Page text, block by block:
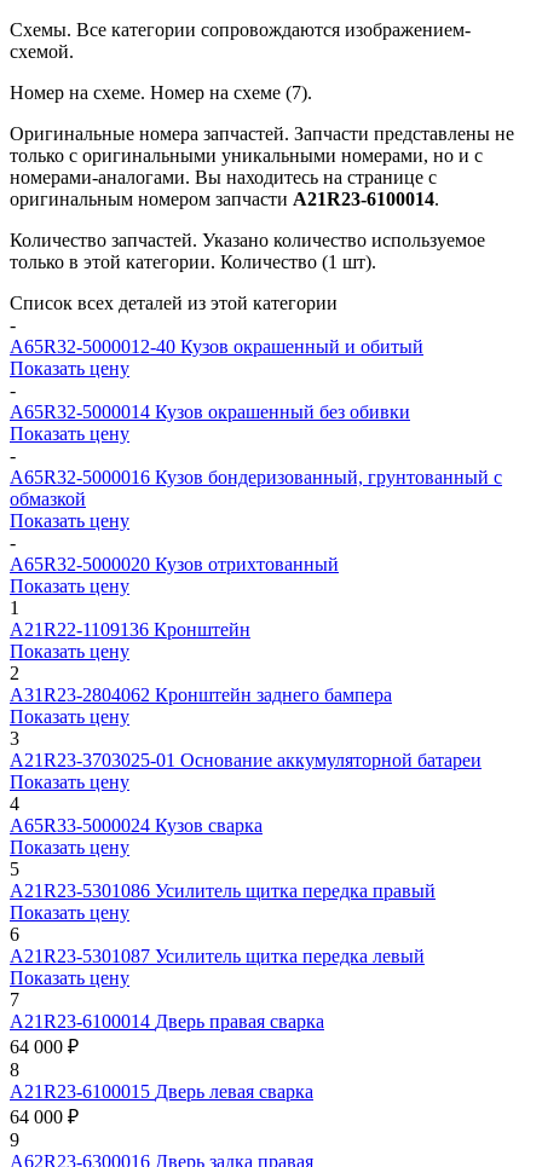
Схемы. Все категории сопровождаются изображением-
схемой.
Номер на схеме. Номер на схеме (7).
Оригинальные номера запчастей. Запчасти представлены не
только с оригинальными уникальными номерами, но и с
номерами-аналогами. Вы находитесь на странице с
оригинальным номером запчасти А21R23-6100014.
Количество запчастей. Указано количество используемое
только в этой категории. Количество (1 шт).
Список всех деталей из этой категории
-
A65R32-5000012-40 Кузов окрашенный и обитый
Показать цену
-
A65R32-5000014 Кузов окрашенный без обивки
Показать цену
-
A65R32-5000016 Кузов бондеризованный, грунтованный с
обмазкой
Показать цену
-
A65R32-5000020 Кузов отрихтованный
Показать цену
1
А21R22-1109136 Кронштейн
Показать цену
2
А31R23-2804062 Кронштейн заднего бампера
Показать цену
3
А21R23-3703025-01 Основание аккумуляторной батареи
Показать цену
4
А65R33-5000024 Кузов сварка
Показать цену
5
А21R23-5301086 Усилитель щитка передка правый
Показать цену
6
А21R23-5301087 Усилитель щитка передка левый
Показать цену
7
А21R23-6100014 Дверь правая сварка
64 000 ₽
8
А21R23-6100015 Дверь левая сварка
64 000 ₽
9
А62R23-6300016 Дверь задка правая